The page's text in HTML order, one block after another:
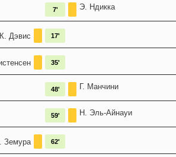
Э. Ндикка
7'
К. Дэвис 17'
35'
Г. Манчини
48'
Н. Эль-Айнауи
59'
Земура 62'